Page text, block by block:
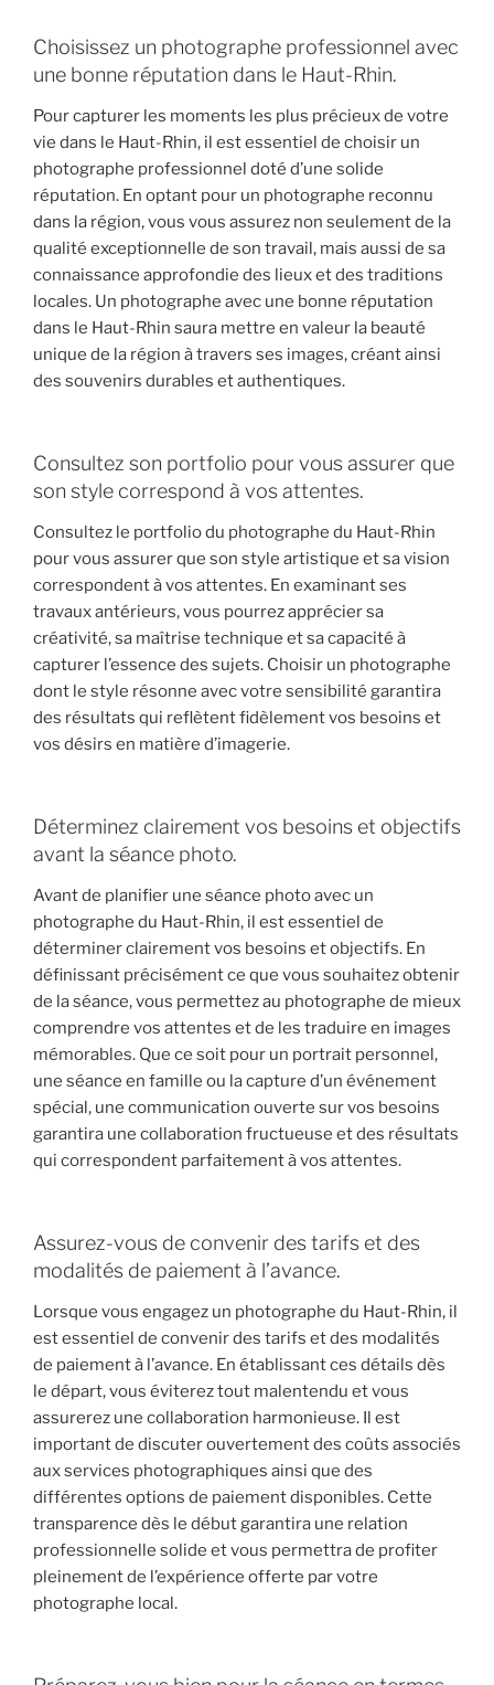
Choisissez un photographe professionnel avec
une bonne réputation dans le Haut-Rhin.
Pour capturer les moments les plus précieux de votre
vie dans le Haut-Rhin, il est essentiel de choisir un
photographe professionnel doté d’une solide
réputation. En optant pour un photographe reconnu
dans la région, vous vous assurez non seulement de la
qualité exceptionnelle de son travail, mais aussi de sa
connaissance approfondie des lieux et des traditions
locales. Un photographe avec une bonne réputation
dans le Haut-Rhin saura mettre en valeur la beauté
unique de la région à travers ses images, créant ainsi
des souvenirs durables et authentiques.
Consultez son portfolio pour vous assurer que
son style correspond à vos attentes.
Consultez le portfolio du photographe du Haut-Rhin
pour vous assurer que son style artistique et sa vision
correspondent à vos attentes. En examinant ses
travaux antérieurs, vous pourrez apprécier sa
créativité, sa maîtrise technique et sa capacité à
capturer l’essence des sujets. Choisir un photographe
dont le style résonne avec votre sensibilité garantira
des résultats qui reflètent fidèlement vos besoins et
vos désirs en matière d’imagerie.
Déterminez clairement vos besoins et objectifs
avant la séance photo.
Avant de planifier une séance photo avec un
photographe du Haut-Rhin, il est essentiel de
déterminer clairement vos besoins et objectifs. En
définissant précisément ce que vous souhaitez obtenir
de la séance, vous permettez au photographe de mieux
comprendre vos attentes et de les traduire en images
mémorables. Que ce soit pour un portrait personnel,
une séance en famille ou la capture d’un événement
spécial, une communication ouverte sur vos besoins
garantira une collaboration fructueuse et des résultats
qui correspondent parfaitement à vos attentes.
Assurez-vous de convenir des tarifs et des
modalités de paiement à l’avance.
Lorsque vous engagez un photographe du Haut-Rhin, il
est essentiel de convenir des tarifs et des modalités
de paiement à l’avance. En établissant ces détails dès
le départ, vous éviterez tout malentendu et vous
assurerez une collaboration harmonieuse. Il est
important de discuter ouvertement des coûts associés
aux services photographiques ainsi que des
différentes options de paiement disponibles. Cette
transparence dès le début garantira une relation
professionnelle solide et vous permettra de profiter
pleinement de l’expérience offerte par votre
photographe local.